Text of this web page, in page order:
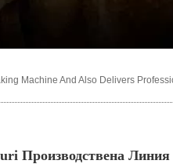
Machine And Also Delivers
Производствена